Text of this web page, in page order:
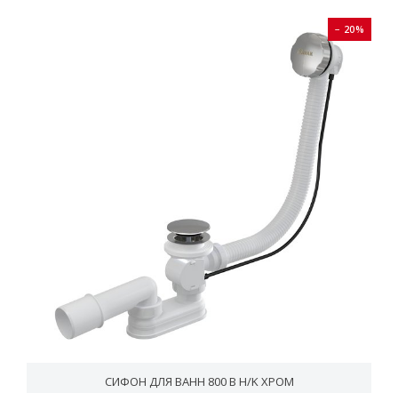
− 20%
СИФОН ДЛЯ ВАНН 800 B H/K ХРОМ